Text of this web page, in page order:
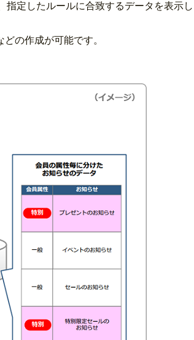
定したルールに合致するデータを表示し
の作成が可能です。